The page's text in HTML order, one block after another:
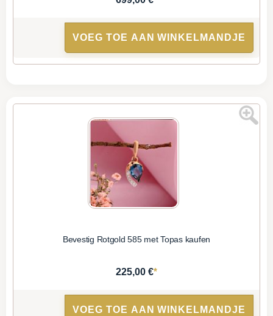
VOEG TOE AAN WINKELMANDJE
Bevestig Rotgold 585 met Topas kaufen
225,00 €*
VOEG TOE AAN WINKELMANDJE